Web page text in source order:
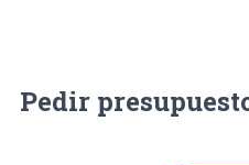
Pedir